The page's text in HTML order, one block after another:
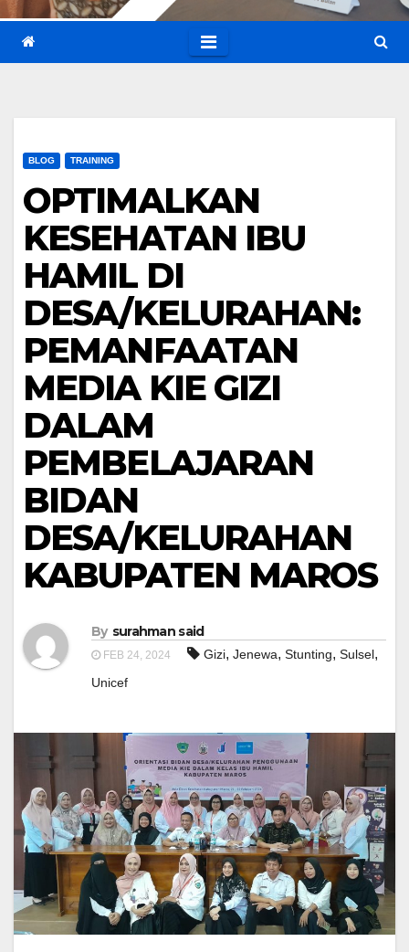
BLOG TRAINING
OPTIMALKAN
KESEHATAN IBU
HAMIL DI
DESA/KELURAHAN:
PEMANFAATAN
MEDIA KIE GIZI
DALAM
PEMBELAJARAN
BIDAN
DESA/KELURAHAN
KABUPATEN MAROS
By surahman said
FEB 24, 2024 Gizi, Jenewa, Stunting, Sulsel,
Unicef